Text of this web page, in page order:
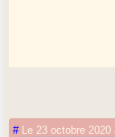
# Le 23 octobre